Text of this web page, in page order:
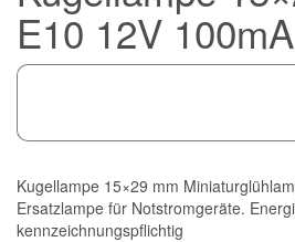
E10 12V
Kugellampe 15×29 mm
Ersatzlampe für Notstromgeräte.
kennzeichnungspflichtig